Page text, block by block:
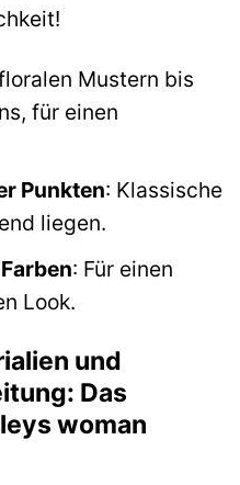
Mustern bis
für einen
Punkten: Klassische
liegen.
: Für einen
Look.
und
Das
woman